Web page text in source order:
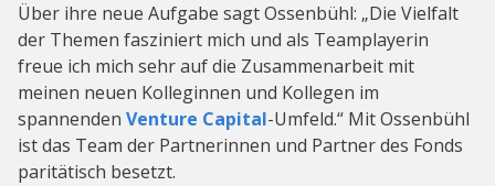
Über ihre neue Aufgabe sagt Ossenbühl: „Die Vielfalt
der Themen fasziniert mich und als Teamplayerin
freue ich mich sehr auf die Zusammenarbeit mit
meinen neuen Kolleginnen und Kollegen im
spannenden Venture Capital-Umfeld.“ Mit Ossenbühl
ist das Team der Partnerinnen und Partner des Fonds
paritätisch besetzt.